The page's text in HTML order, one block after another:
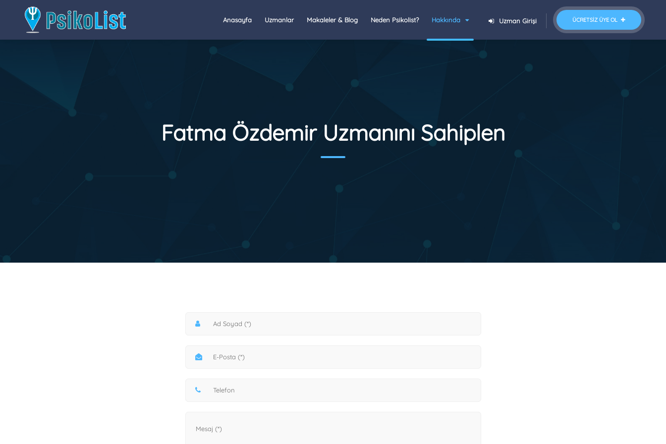
ÜCRETSIZ ÜYE OL
Uzman Girişi
Anasayfa Uzmanlar Makaleler & Blog Neden Psikolist? Hakkında
Fatma Özdemir Uzmanını Sahiplen